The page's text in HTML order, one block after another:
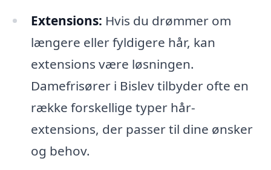
Extensions: Hvis du drømmer om
længere eller fyldigere hår, kan
extensions være løsningen.
Damefrisører i Bislev tilbyder ofte en
række forskellige typer hår-
extensions, der passer til dine ønsker
og behov.